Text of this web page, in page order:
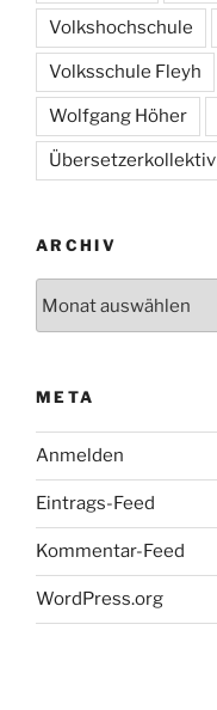
Volkshochschule
Volksschule Fleyh
Wolfgang Höher
Übersetzerkollektiv
ARCHIV
META
Anmelden
Eintrags-Feed
Kommentar-Feed
WordPress.org